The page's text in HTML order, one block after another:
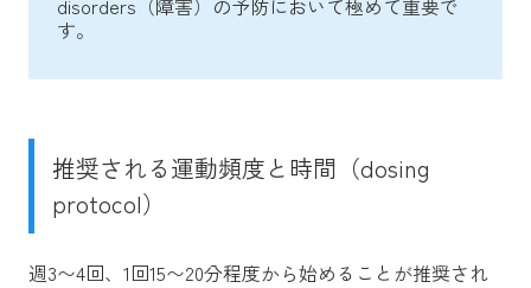
す。
推奨される運動頻度と時間（dosing
protocol）
週3〜4回、1回15〜20分程度から始めることが推奨され